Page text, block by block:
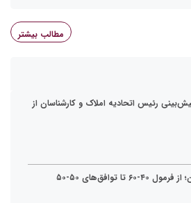
مطالب بیشتر
رئیس اتحادیه املاک و کارشناسان از
توافق‌های ۵۰-۵۰